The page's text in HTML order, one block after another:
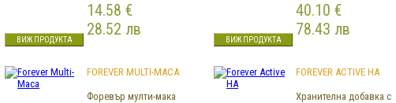
14.58 €
28.52 лв
ВИЖ ПРОДУКТА
40.10 €
78.43 лв
ВИЖ ПРОДУКТА
FOREVER MULTI-MACA
Форевър мулти-мака
FOREVER ACTIVE HA
Хранителна добавка с